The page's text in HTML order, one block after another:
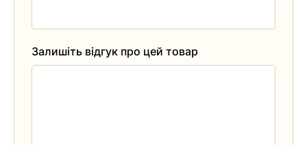
Залишіть відгук про цей товар